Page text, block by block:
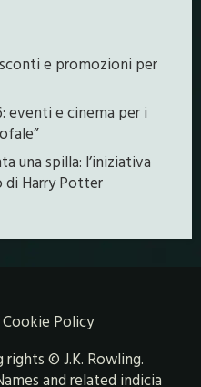
e promozioni per
eventi e cinema per i
una spilla: l’iniziativa
di Harry Potter
Cookie Policy
© J.K. Rowling.
and related indicia